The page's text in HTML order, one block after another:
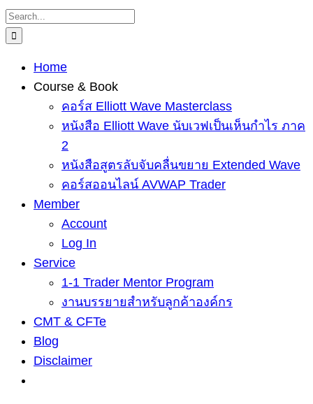
Skip
to
Search
for:
Home
Course & Book
คอร์ส Elliott Wave Masterclass
หนังสือ Elliott Wave นับเวฟเป็นเห็นกำไร ภาค
2
หนังสือสูตรลับจับคลื่นขยาย Extended Wave
คอร์สออนไลน์ AVWAP Trader
Member
Account
Log In
Service
1-1 Trader Mentor Program
งานบรรยายสำหรับลูกค้าองค์กร
CMT & CFTe
Blog
Disclaimer